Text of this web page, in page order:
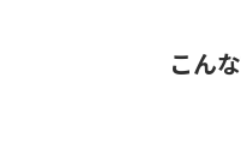
こん